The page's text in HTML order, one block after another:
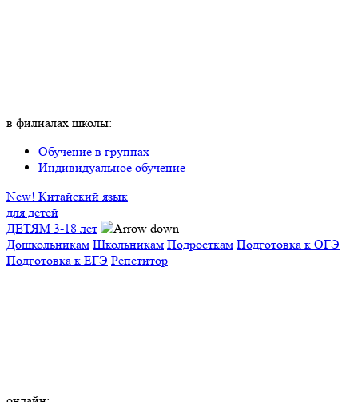
в филиалах школы:
Обучение в группах
Индивидуальное обучение
New! Китайский язык
для детей
ДЕТЯМ 3-18 лет
Дошкольникам Школьникам Подросткам Подготовка к ОГЭ
Подготовка к ЕГЭ Репетитор